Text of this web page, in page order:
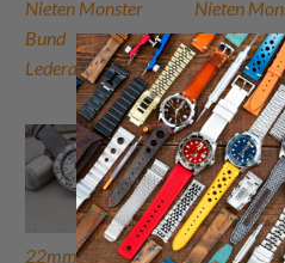
Nieten Monster
Bund
Lederarmband
Nieten
Bund
22mm MiLTAT